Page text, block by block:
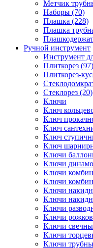
Метчик
Наборы (70)
Плашка (228)
Плашка
Ручной инструмент
Инструмент
Плиткорез (97)
Плиткорез-
Стеклорез (20)
Ключи
Ключ
Ключ
Ключ
Ключ
Ключ
Ключи
Ключи
Ключи
Ключи
Ключи
Ключи
Ключи
Ключи
Ключи
Ключи
Ключи